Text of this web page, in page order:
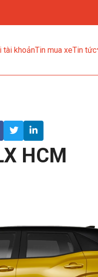
tài khoảnTin mua xeTin tức
HCM